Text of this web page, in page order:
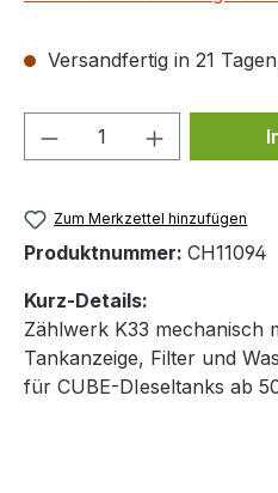
Versandfertig in 21
Produkt Anzahl:
Zum Merkzettel hinzufügen
Produktnummer: CH11094
Kurz-Details:
Zählwerk K33 mechanisch
Tankanzeige, Filter und
für CUBE-DIeseltanks ab